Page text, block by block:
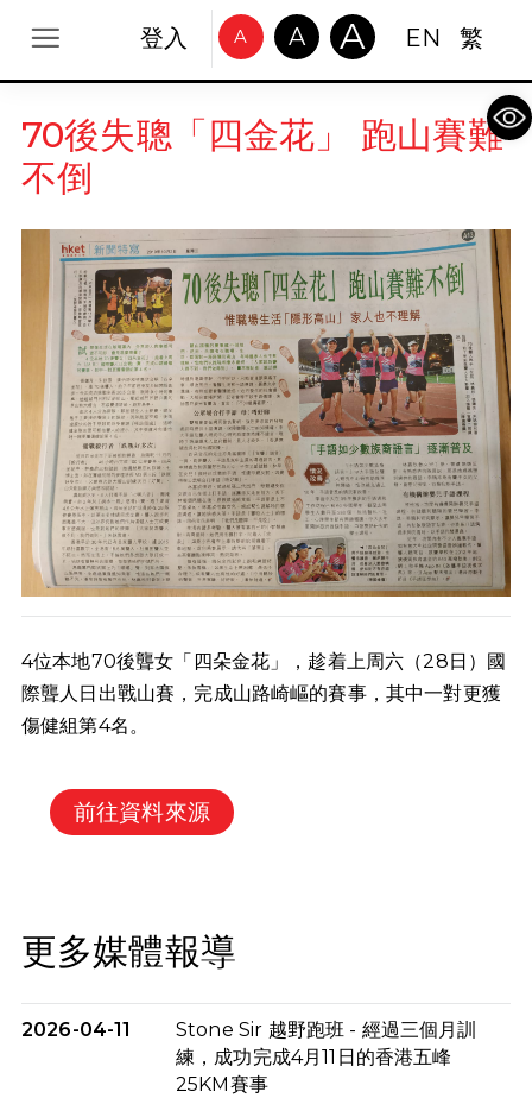
登入 A A A EN 繁
70後失聰「四金花」 跑山賽難
不倒
4位本地70後聾女「四朵金花」，趁着上周六（28日）國
際聾人日出戰山賽，完成山路崎嶇的賽事，其中一對更獲
傷健組第4名。
前往資料來源
更多媒體報導
2026-04-11
Stone Sir 越野跑班 - 經過三個月訓
練，成功完成4月11日的香港五峰
25KM賽事